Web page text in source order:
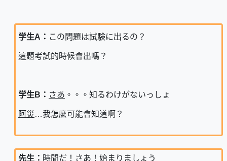
学生A： この問題は試験に出るの？
這題考試的時候會出嗎？
学生B： さあ 。。。知るわけがないっしょ
阿災…我怎麼可能會知道啊？
先生： 時間だ！さあ！始まりましょう